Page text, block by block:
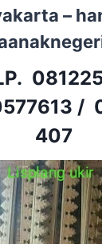
–
/
407